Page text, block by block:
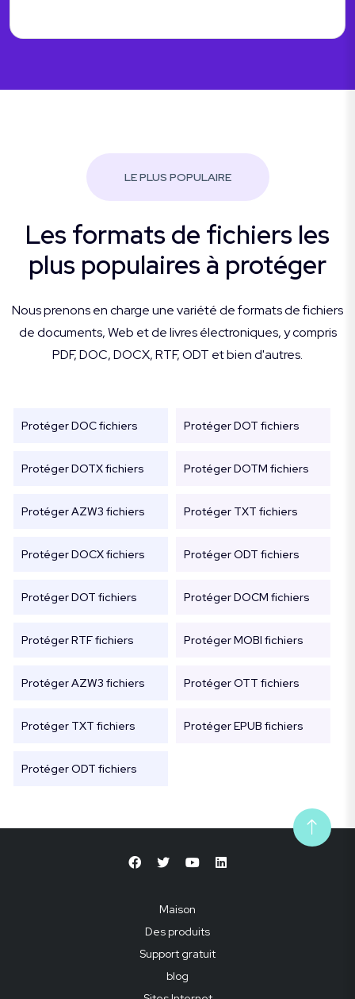
LE PLUS POPULAIRE
Les formats de fichiers les
plus populaires à protéger
Nous prenons en charge une variété de formats de fichiers
de documents, Web et de livres électroniques, y compris
PDF, DOC, DOCX, RTF, ODT et bien d'autres.
Protéger DOC fichiers Protéger DOT fichiers
Protéger DOTX fichiers Protéger DOTM fichiers
Protéger AZW3 fichiers Protéger TXT fichiers
Protéger DOCX fichiers Protéger ODT fichiers
Protéger DOT fichiers Protéger DOCM fichiers
Protéger RTF fichiers Protéger MOBI fichiers
Protéger AZW3 fichiers Protéger OTT fichiers
Protéger TXT fichiers Protéger EPUB fichiers
Protéger ODT fichiers
Maison
Des produits
Support gratuit
blog